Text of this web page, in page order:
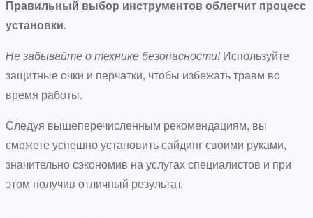
Правильный выбор инструментов облегчит процесс
установки.
Не забывайте о технике безопасности! Используйте
защитные очки и перчатки, чтобы избежать травм во
время работы.
Следуя вышеперечисленным рекомендациям, вы
сможете успешно установить сайдинг своими руками,
значительно сэкономив на услугах специалистов и при
этом получив отличный результат.